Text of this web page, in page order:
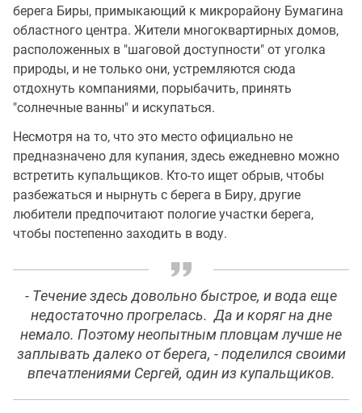
берега Биры, примыкающий к микрорайону Бумагина
областного центра. Жители многоквартирных домов,
расположенных в "шаговой доступности" от уголка
природы, и не только они, устремляются сюда
отдохнуть компаниями, порыбачить, принять
"солнечные ванны" и искупаться.
Несмотря на то, что это место официально не
предназначено для купания, здесь ежедневно можно
встретить купальщиков. Кто-то ищет обрыв, чтобы
разбежаться и нырнуть с берега в Биру, другие
любители предпочитают пологие участки берега,
чтобы постепенно заходить в воду.
- Течение здесь довольно быстрое, и вода еще
недостаточно прогрелась. Да и коряг на дне
немало. Поэтому неопытным пловцам лучше не
заплывать далеко от берега, - поделился своими
впечатлениями Сергей, один из купальщиков.